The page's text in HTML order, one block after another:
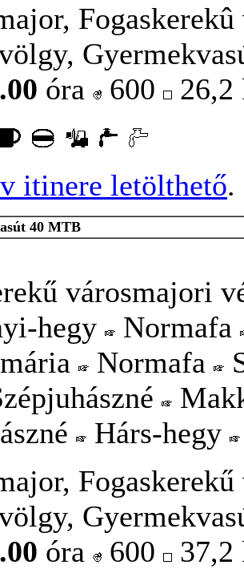
Fogaskerekû
óra 600
itinere letölthető.
40 MTB
városmajori
hegy
Normafa
Normafa
Hárs-hegy
Fogaskerekű
óra 600